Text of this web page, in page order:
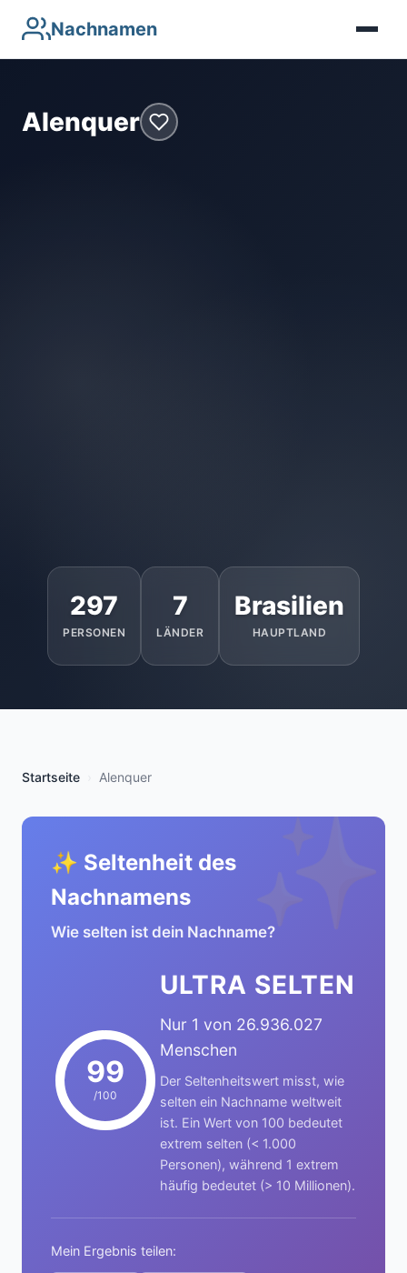
Nachnamen
Alenquer
297
PERSONEN
7
LÄNDER
Brasilien
HAUPTLAND
Startseite Alenquer
✨
✨ Seltenheit des
Nachnamens
Wie selten ist dein Nachname?
99
/100
ULTRA SELTEN
Nur 1 von 26.936.027
Menschen
Der Seltenheitswert misst, wie
selten ein Nachname weltweit
ist. Ein Wert von 100 bedeutet
extrem selten (< 1.000
Personen), während 1 extrem
häufig bedeutet (> 10 Millionen).
Mein Ergebnis teilen: